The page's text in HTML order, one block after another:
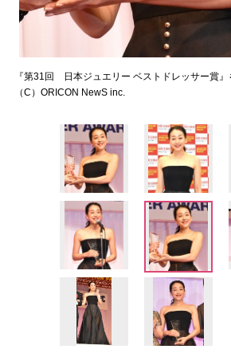
『第31回 日本ジュエリー ベストドレッサー賞
（C）ORICON NewS inc.